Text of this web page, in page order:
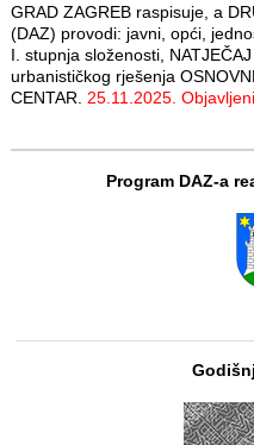
GRAD ZAGREB raspisuje, a
(DAZ) provodi: javni, opći,
I. stupnja složenosti,
urbanističkog rješenja
CENTAR. 25.11.2025.
Program DAZ-a